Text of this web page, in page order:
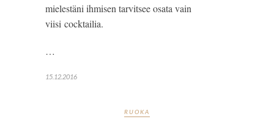
mielestäni ihmisen tarvitsee osata vain
viisi cocktailia.
…
15.12.2016
RUOKA